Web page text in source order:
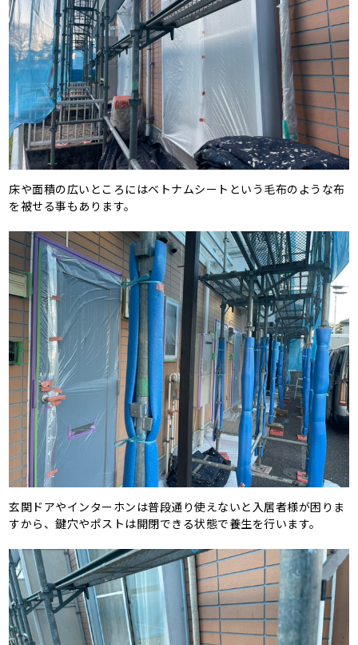
床や面積の広いところにはベトナムシートという毛布のような布
を被せる事もあります。
玄関ドアやインターホンは普段通り使えないと入居者様が困りま
すから、鍵穴やポストは開閉できる状態で養生を行います。